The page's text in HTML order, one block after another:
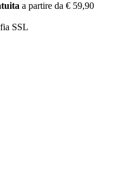
a partire da € 59,90
SSL